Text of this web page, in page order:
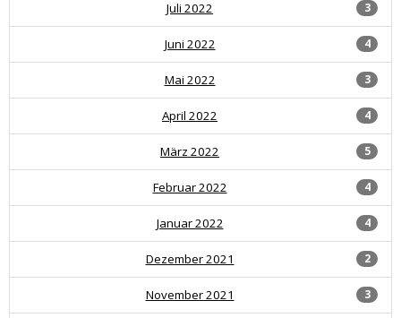
3
Juli 2022
4
Juni 2022
3
Mai 2022
4
April 2022
5
März 2022
4
Februar 2022
4
Januar 2022
2
Dezember 2021
3
November 2021